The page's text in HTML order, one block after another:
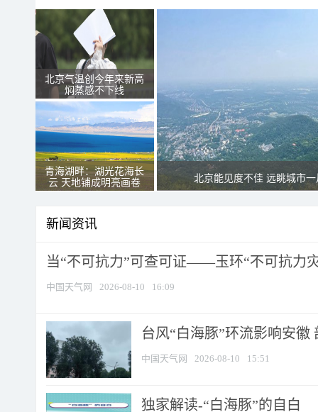
北京气温创今年来新高
焖蒸感不下线
青海湖畔：湖光花海长
云 天地铺成明亮画卷
北京能见度不佳 远眺城市
新闻资讯
当“不可抗力”可查可证——玉环“不可抗力
中国天气网 2026-08-10 16:09
台风“白海豚”环流影响安
中国天气网 2026-08-10 15:51
​独家解读-“白海豚”的自白